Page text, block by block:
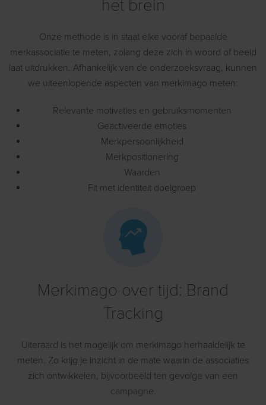
het brein
Onze methode is in staat elke vooraf bepaalde
merkassociatie te meten, zolang deze zich in woord of beeld
laat uitdrukken. Afhankelijk van de onderzoeksvraag, kunnen
we uiteenlopende aspecten van merkimago meten:
Relevante motivaties en gebruiksmomenten
Geactiveerde emoties
Merkpersoonlijkheid
Merkpositionering
Waarden
Fit met identiteit doelgroep
Merkimago over tijd: Brand
Tracking
Uiteraard is het mogelijk om merkimago herhaaldelijk te
meten. Zo krijg je inzicht in de mate waarin de associaties
zich ontwikkelen, bijvoorbeeld ten gevolge van een
campagne.